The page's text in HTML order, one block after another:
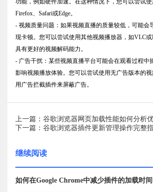
功能，例如硬件加速。在这种情况下，您可以尝试
Firefox、Safari或Edge。
- 视频质量问题：如果视频直播的质量较低，可能会
现卡顿。您可以尝试使用其他视频播放器，如VLC或
具有更好的视频解码能力。
- 广告干扰：某些视频直播平台可能会在观看过程中
影响视频播放体验。您可以尝试使用无广告版本的
用广告拦截插件来屏蔽广告。
上一篇：谷歌浏览器网页加载性能如何分析
下一篇：谷歌浏览器插件更新管理操作完整
继续阅读
如何在Google Chrome中减少插件的加载时间